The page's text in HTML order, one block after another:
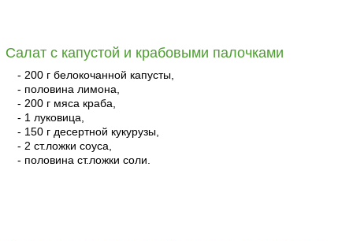
Салат с капустой и крабовыми палочками
- 200 г белокочанной капусты,
- половина лимона,
- 200 г мяса краба,
- 1 луковица,
- 150 г десертной кукурузы,
- 2 ст.ложки соуса,
- половина ст.ложки соли.